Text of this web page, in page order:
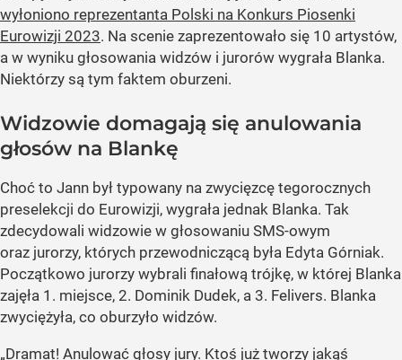
wyłoniono reprezentanta Polski na Konkurs Piosenki
Eurowizji 2023. Na scenie zaprezentowało się 10 artystów,
a w wyniku głosowania widzów i jurorów wygrała Blanka.
Niektórzy są tym faktem oburzeni.
Widzowie domagają się anulowania
głosów na Blankę
Choć to Jann był typowany na zwycięzcę tegorocznych
preselekcji do Eurowizji, wygrała jednak Blanka. Tak
zdecydowali widzowie w głosowaniu SMS-owym
oraz jurorzy, których przewodniczącą była Edyta Górniak.
Początkowo jurorzy wybrali finałową trójkę, w której Blanka
zajęła 1. miejsce, 2. Dominik Dudek, a 3. Felivers. Blanka
zwyciężyła, co oburzyło widzów.
„Dramat! Anulować głosy jury. Ktoś już tworzy jakąś